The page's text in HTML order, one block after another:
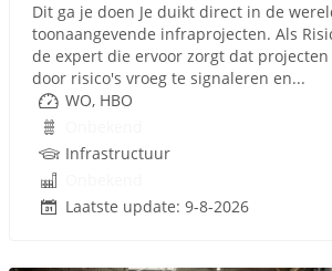
Dit ga je doen Je duikt direct in de
toonaangevende infraprojecten. Als
de expert die ervoor zorgt dat
door risico's vroeg te signaleren en...
WO, HBO
Infrastructuur
Laatste update: 9-8-2026